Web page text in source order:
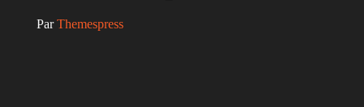
Par Themespress